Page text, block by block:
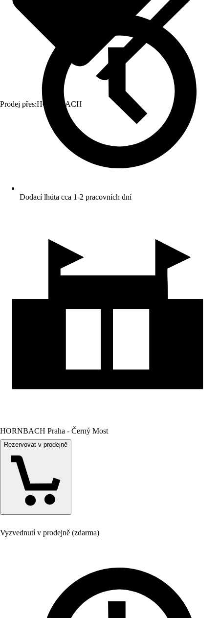
Prodej přes:HORNBACH
Dodací lhůta cca 1-2 pracovních dní
HORNBACH Praha - Černý Most
Rezervovat v prodejně
Vyzvednutí v prodejně (zdarma)